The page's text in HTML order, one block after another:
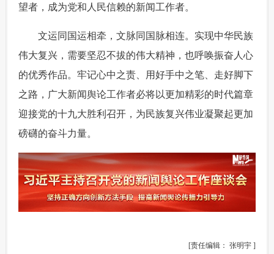
望者，成为党和人民信赖的新闻工作者。
文运同国运相牵，文脉同国脉相连。实现中华民族
伟大复兴，需要坚忍不拔的伟大精神，也呼唤振奋人心
的优秀作品。牢记心中之责、用好手中之笔、走好脚下
之路，广大新闻舆论工作者必将以更加精彩的时代篇章
迎接党的十九大胜利召开，为民族复兴伟业凝聚起更加
磅礴的奋斗力量。
[责任编辑： 张明宇 ]